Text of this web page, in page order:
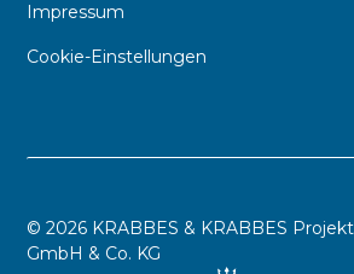
Impressum
Cookie-Einstellungen
©2026 KRABBES & KRABBES
GmbH & Co. KG